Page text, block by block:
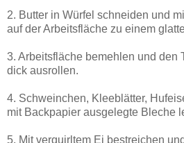
2. Butter in Würfel schneiden und
auf der Arbeitsfläche zu einem
3. Arbeitsfläche bemehlen und den
dick ausrollen.
4. Schweinchen, Kleeblätter,
mit Backpapier ausgelegte Bleche
5. Mit verquirltem Ei bestreichen